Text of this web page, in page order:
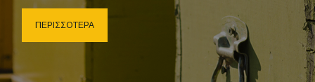
ΠΕΡΙΣΣΟΤΕΡΑ